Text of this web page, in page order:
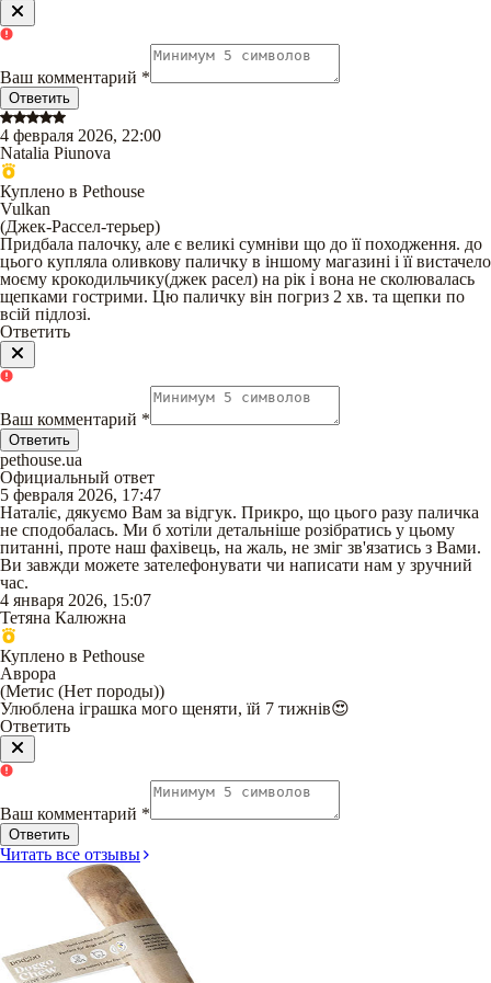
Ваш комментарий *
Ответить
4 февраля 2026, 22:00
Natalia Piunova
Куплено в Pethouse
Vulkan
(Джек-Рассел-терьер)
Придбала палочку, але є великі сумніви що до її походження. до
цього купляла оливкову паличку в іншому магазині і її вистачело
моєму крокодильчику(джек расел) на рік і вона не сколювалась
щепками гострими. Цю паличку він погриз 2 хв. та щепки по
всій підлозі.
Ответить
Ваш комментарий *
Ответить
pethouse.ua
Официальный ответ
5 февраля 2026, 17:47
Наталіє, дякуємо Вам за відгук. Прикро, що цього разу паличка
не сподобалась. Ми б хотіли детальніше розібратись у цьому
питанні, проте наш фахівець, на жаль, не зміг зв'язатись з Вами.
Ви завжди можете зателефонувати чи написати нам у зручний
час.
4 января 2026, 15:07
Тетяна Калюжна
Куплено в Pethouse
Аврора
(Метис (Нет породы))
Улюблена іграшка мого щеняти, їй 7 тижнів😍
Ответить
Ваш комментарий *
Ответить
Читать все отзывы